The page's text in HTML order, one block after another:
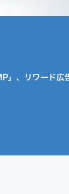
」、リワード広